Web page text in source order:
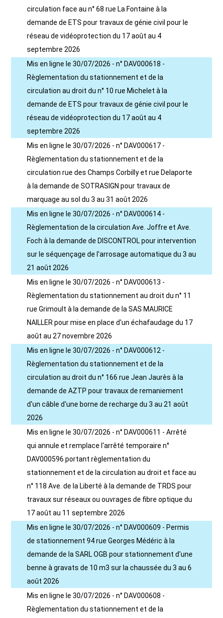
circulation face au n° 68 rue La Fontaine à la
demande de ETS pour travaux de génie civil pour le
réseau de vidéoprotection du 17 août au 4
septembre 2026
Mis en ligne le 30/07/2026 - n° DAV000618 -
Règlementation du stationnement et de la
circulation au droit du n° 10 rue Michelet à la
demande de ETS pour travaux de génie civil pour le
réseau de vidéoprotection du 17 août au 4
septembre 2026
Mis en ligne le 30/07/2026 - n° DAV000617 -
Règlementation du stationnement et de la
circulation rue des Champs Corbilly et rue Delaporte
à la demande de SOTRASIGN pour travaux de
marquage au sol du 3 au 31 août 2026
Mis en ligne le 30/07/2026 - n° DAV000614 -
Règlementation de la circulation Ave. Joffre et Ave.
Foch à la demande de DISCONTROL pour intervention
sur le séquençage de l'arrosage automatique du 3 au
21 août 2026
Mis en ligne le 30/07/2026 - n° DAV000613 -
Règlementation du stationnement au droit du n° 11
rue Grimoult à la demande de la SAS MAURICE
NAILLER pour mise en place d'un échafaudage du 17
août au 27 novembre 2026
Mis en ligne le 30/07/2026 - n° DAV000612 -
Règlementation du stationnement et de la
circulation au droit du n° 166 rue Jean Jaurès à la
demande de AZTP pour travaux de remaniement
d'un câble d'une borne de recharge du 3 au 21 août
2026
Mis en ligne le 30/07/2026 - n° DAV000611 - Arrêté
qui annule et remplace l'arrêté temporaire n°
DAV000596 portant règlementation du
stationnement et de la circulation au droit et face au
n° 118 Ave. de la Liberté à la demande de TRDS pour
travaux sur réseaux ou ouvrages de fibre optique du
17 août au 11 septembre 2026
Mis en ligne le 30/07/2026 - n° DAV000609 - Permis
de stationnement 94 rue Georges Médéric à la
demande de la SARL OGB pour stationnement d'une
benne à gravats de 10 m3 sur la chaussée du 3 au 6
août 2026
Mis en ligne le 30/07/2026 - n° DAV000608 -
Règlementation du stationnement et de la